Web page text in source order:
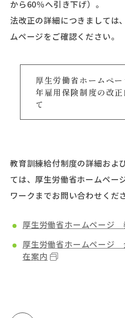
から60％へ引き下げ）。
法改正の詳細につきましては
ムページをご確認ください。
厚生労働省ホームペ
年雇用保険制度の改
て
教育訓練給付制度の詳細およ
ては、厚生労働省ホームペー
ワークまでお問い合わせくだ
厚生労働省ホームページ
厚生労働省ホームページ
在案内